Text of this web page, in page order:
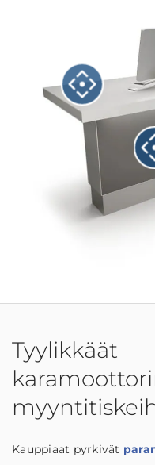
Tyylikkäät
Kauppiaat pyrkivät